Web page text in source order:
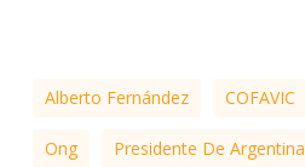
Alberto Fernández COFAVIC
Ong Presidente De Argentina